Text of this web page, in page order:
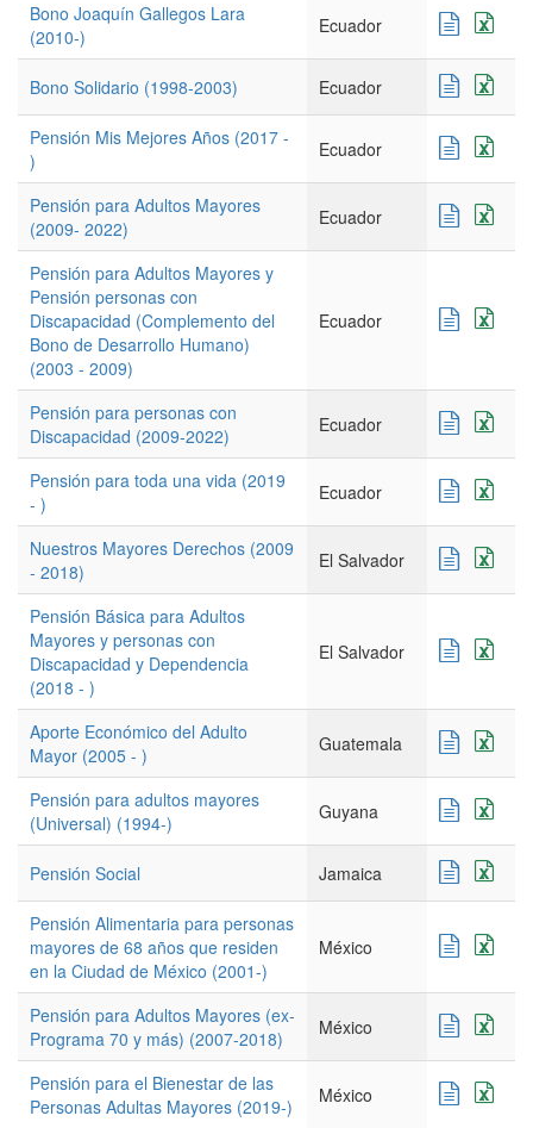
Bono Joaquín Gallegos Lara
(2010-)
Ecuador
Bono Solidario (1998-2003) Ecuador
Pensión Mis Mejores Años (2017 -
)
Ecuador
Pensión para Adultos Mayores
(2009- 2022)
Ecuador
Pensión para Adultos Mayores y
Pensión personas con
Discapacidad (Complemento del
Bono de Desarrollo Humano)
(2003 - 2009)
Ecuador
Pensión para personas con
Discapacidad (2009-2022)
Ecuador
Pensión para toda una vida (2019
- )
Ecuador
Nuestros Mayores Derechos (2009
- 2018)
El Salvador
Pensión Básica para Adultos
Mayores y personas con
Discapacidad y Dependencia
(2018 - )
El Salvador
Aporte Económico del Adulto
Mayor (2005 - )
Guatemala
Pensión para adultos mayores
(Universal) (1994-)
Guyana
Pensión Social Jamaica
Pensión Alimentaria para personas
mayores de 68 años que residen
en la Ciudad de México (2001-)
México
Pensión para Adultos Mayores (ex-
Programa 70 y más) (2007-2018)
México
Pensión para el Bienestar de las
Personas Adultas Mayores (2019-)
México